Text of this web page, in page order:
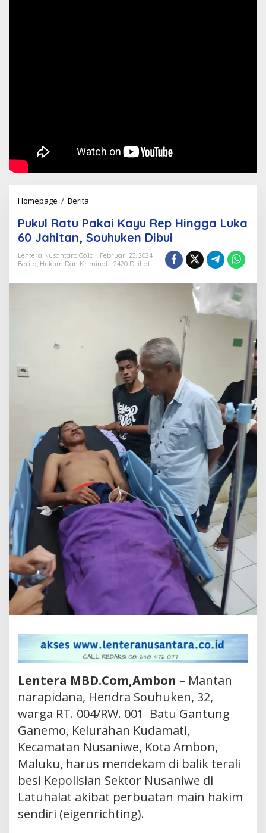
Homepage / Berita
Pakai
Kayu
Rep
Hingga
Pukul Ratu Pakai Kayu Rep Hingga Luka
60 Jahitan, Souhuken Dibui
Lentera Nusantara.Co.Id
Februari 23, 2024
Berita Hukum Dan Kriminal 2420 Dilihat
Lentera MBD.Com,Ambon – Mantan
narapidana, Hendra Souhuken, 32,
warga RT. 004/RW. 001 Batu Gantung
Ganemo, Kelurahan Kudamati,
Kecamatan Nusaniwe, Kota Ambon,
Maluku, harus mendekam di balik terali
besi Kepolisian Sektor Nusaniwe di
Latuhalat akibat perbuatan main hakim
sendiri (eigenrichting).